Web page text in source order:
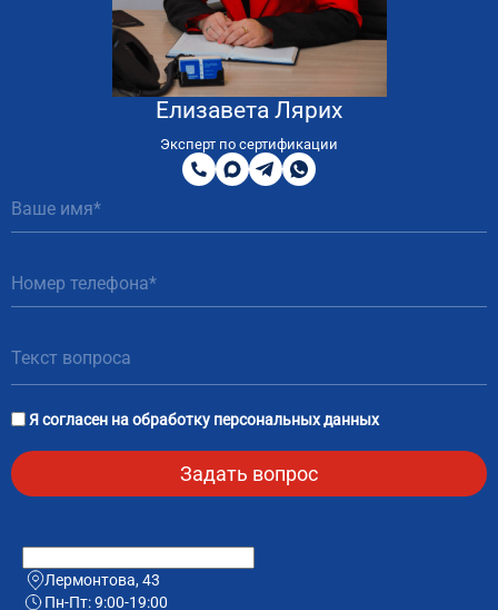
Елизавета Лярих
Эксперт по сертификации
8
800
200
51
MAXTelegram
WhatsApp
Я согласен наобработку персональных данных
Лермонтова, 43
Пн-Пт: 9:00-19:00